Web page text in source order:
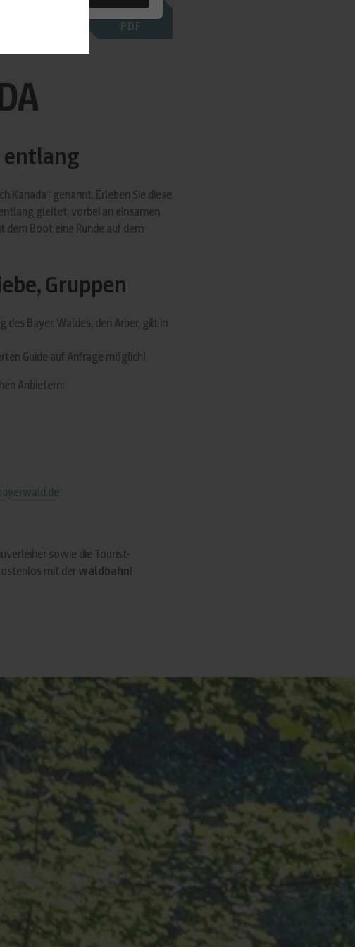
PDF
entlang
Kanada“ genannt. Erleben Sie diese
gleitet, vorbei an einsamen
dem Boot eine Runde auf dem
Gruppen
Bayer. Waldes, den Arber, gilt in
Guide auf Anfrage möglich!
Anbietern:
sowie die Tourist-
mit derwaldbahn!